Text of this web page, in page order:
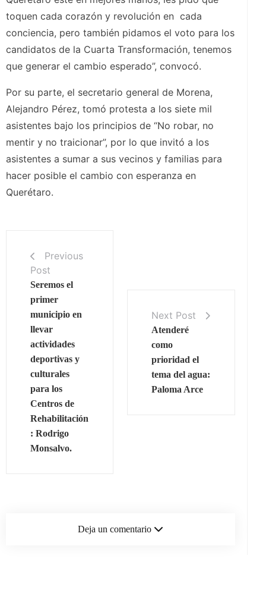
toquen cada corazón y revolución en cada
conciencia, pero también pidamos el voto para los
candidatos de la Cuarta Transformación, tenemos
que generar el cambio esperado”, convocó.
Por su parte, el secretario general de Morena,
Alejandro Pérez, tomó protesta a los siete mil
asistentes bajo los principios de “No robar, no
mentir y no traicionar”, por lo que invitó a los
asistentes a sumar a sus vecinos y familias para
hacer posible el cambio con esperanza en
Querétaro.
Previous
Post
Seremos el
primer
municipio en
llevar
actividades
deportivas y
culturales
para los
Centros de
Rehabilitación
: Rodrigo
Monsalvo.
Next Post
Atenderé
como
prioridad el
tema del agua:
Paloma Arce
Deja un comentario